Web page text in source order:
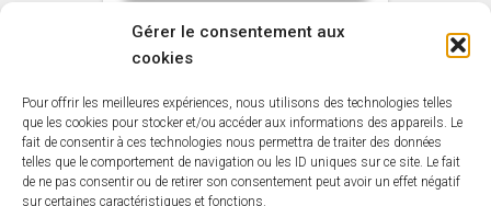
Gérer le consentement aux
cookies
Pour offrir les meilleures expériences, nous utilisons des technologies telles
que les cookies pour stocker et/ou accéder aux informations des appareils. Le
fait de consentir à ces technologies nous permettra de traiter des données
telles que le comportement de navigation ou les ID uniques sur ce site. Le fait
de ne pas consentir ou de retirer son consentement peut avoir un effet négatif
sur certaines caractéristiques et fonctions.
NON CLASSÉ
Vernis Total Resist’
sans odeur MAULER
Aspect Cire Incolore
1L
35,79€